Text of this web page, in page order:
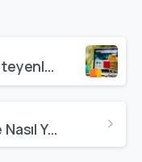
Online Mağaza Açmak İsteyenlerin Bilmesi Gerekenler
Dijital Dönüşüm Nedir ve Nasıl Yapılır?